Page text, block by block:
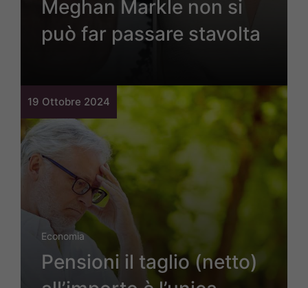
Meghan Markle non si
può far passare stavolta
19 Ottobre 2024
Economia
Pensioni il taglio (netto)